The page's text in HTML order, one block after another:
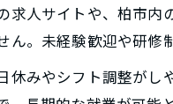
柔軟なシ
シフ
柔軟
求人サイトや、柏市
。未経験歓迎や研修
休みやシフト調整が